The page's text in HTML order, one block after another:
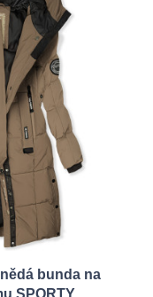
bunda na
SPORTY